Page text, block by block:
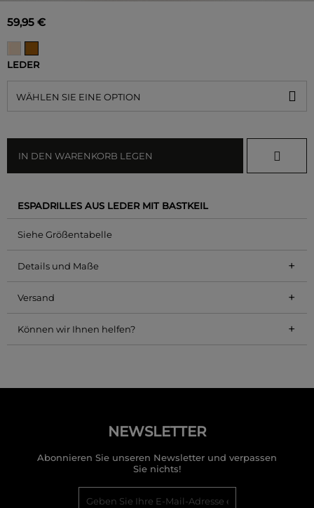
59,95 €
LEDER
WÄHLEN SIE EINE OPTION
IN DEN WARENKORB LEGEN
ESPADRILLES AUS LEDER MIT BASTKEIL
Siehe Größentabelle
Details und Maße +
Versand +
Können wir Ihnen helfen? +
NEWSLETTER
Abonnieren Sie unseren Newsletter und verpassen
Sie nichts!